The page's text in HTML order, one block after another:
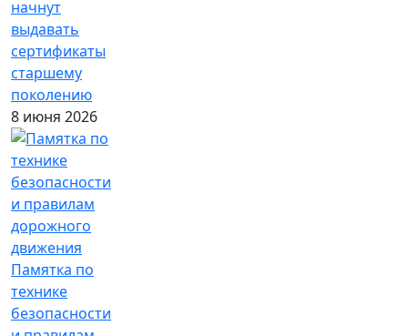
начнут
выдавать
сертификаты
старшему
поколению
8 июня 2026
Памятка по
технике
безопасности